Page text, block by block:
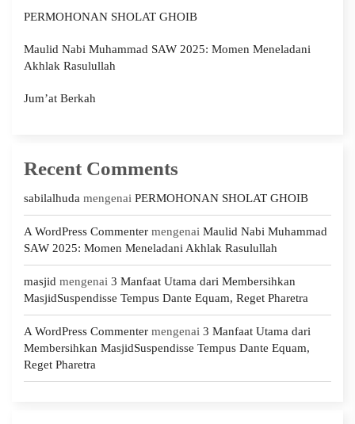
PERMOHONAN SHOLAT GHOIB
Maulid Nabi Muhammad SAW 2025: Momen Meneladani
Akhlak Rasulullah
Jum’at Berkah
Recent Comments
sabilalhuda mengenai PERMOHONAN SHOLAT GHOIB
A WordPress Commenter mengenai Maulid Nabi Muhammad
SAW 2025: Momen Meneladani Akhlak Rasulullah
masjid mengenai 3 Manfaat Utama dari Membersihkan
MasjidSuspendisse Tempus Dante Equam, Reget Pharetra
A WordPress Commenter mengenai 3 Manfaat Utama dari
Membersihkan MasjidSuspendisse Tempus Dante Equam,
Reget Pharetra